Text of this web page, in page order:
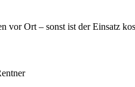
vor Ort – sonst ist der Einsatz